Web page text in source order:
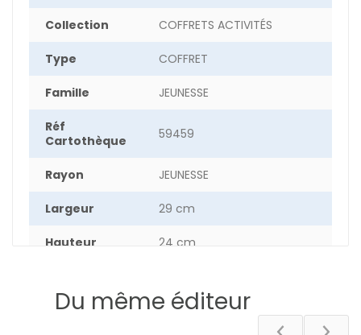
Collection COFFRETS ACTIVITÉS
Type COFFRET
Famille JEUNESSE
Réf
Cartothèque
59459
Rayon JEUNESSE
Largeur 29 cm
Hauteur 24 cm
Poids 58 g
Du même éditeur